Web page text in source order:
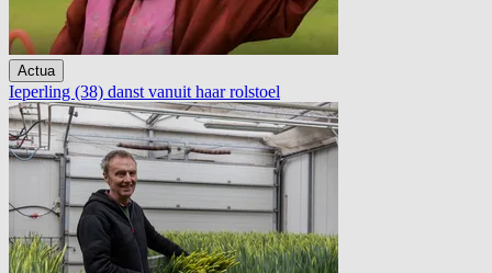
Actua
Ieperling (38) danst vanuit haar rolstoel